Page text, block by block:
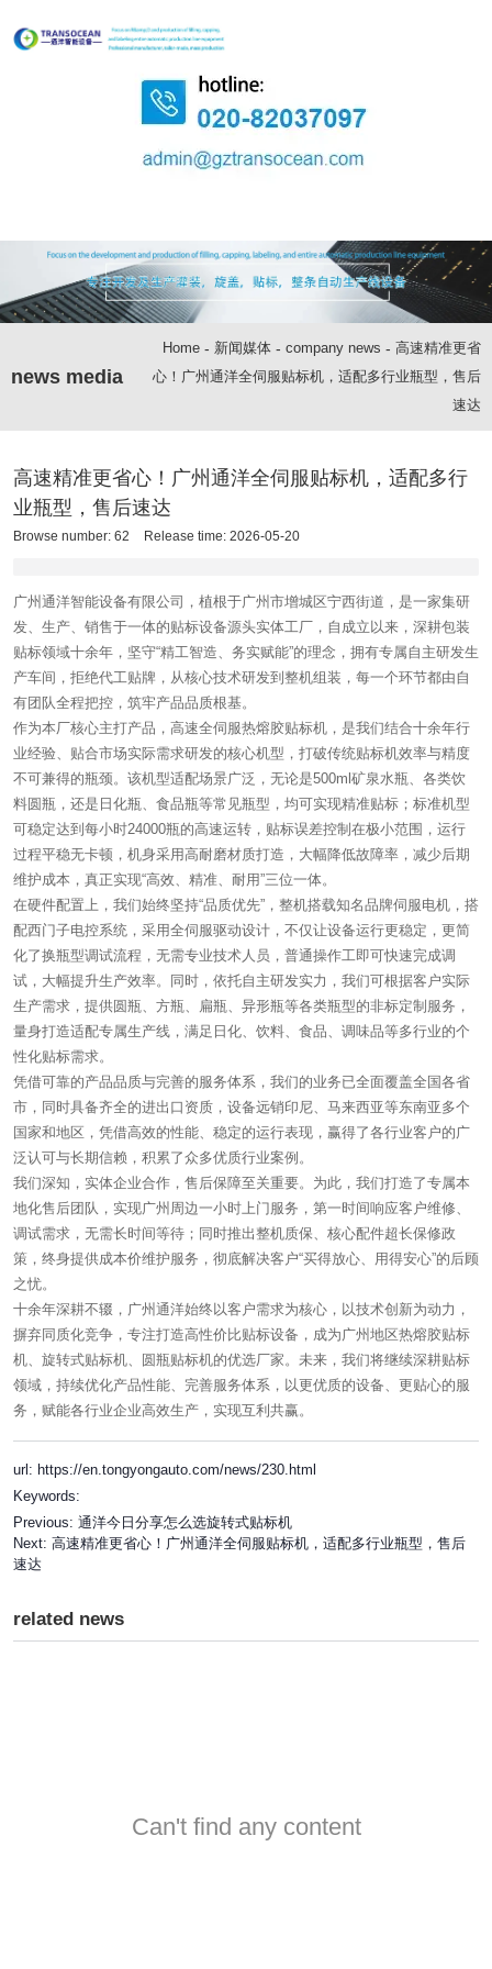
news media
Home - 新闻媒体 - company news - 高速精准更省
心！广州通洋全伺服贴标机，适配多行业瓶型，售后
速达
高速精准更省心！广州通洋全伺服贴标机，适配多行
业瓶型，售后速达
Browse number: 62 Release time: 2026-05-20
广州通洋智能设备有限公司，植根于广州市增城区宁西街道，是一家集研
发、生产、销售于一体的贴标设备源头实体工厂，自成立以来，深耕包装
贴标领域十余年，坚守“精工智造、务实赋能”的理念，拥有专属自主研发生
产车间，拒绝代工贴牌，从核心技术研发到整机组装，每一个环节都由自
有团队全程把控，筑牢产品品质根基。
作为本厂核心主打产品，高速全伺服热熔胶贴标机，是我们结合十余年行
业经验、贴合市场实际需求研发的核心机型，打破传统贴标机效率与精度
不可兼得的瓶颈。该机型适配场景广泛，无论是500ml矿泉水瓶、各类饮
料圆瓶，还是日化瓶、食品瓶等常见瓶型，均可实现精准贴标；标准机型
可稳定达到每小时24000瓶的高速运转，贴标误差控制在极小范围，运行
过程平稳无卡顿，机身采用高耐磨材质打造，大幅降低故障率，减少后期
维护成本，真正实现“高效、精准、耐用”三位一体。
在硬件配置上，我们始终坚持“品质优先”，整机搭载知名品牌伺服电机，搭
配西门子电控系统，采用全伺服驱动设计，不仅让设备运行更稳定，更简
化了换瓶型调试流程，无需专业技术人员，普通操作工即可快速完成调
试，大幅提升生产效率。同时，依托自主研发实力，我们可根据客户实际
生产需求，提供圆瓶、方瓶、扁瓶、异形瓶等各类瓶型的非标定制服务，
量身打造适配专属生产线，满足日化、饮料、食品、调味品等多行业的个
性化贴标需求。
凭借可靠的产品品质与完善的服务体系，我们的业务已全面覆盖全国各省
市，同时具备齐全的进出口资质，设备远销印尼、马来西亚等东南亚多个
国家和地区，凭借高效的性能、稳定的运行表现，赢得了各行业客户的广
泛认可与长期信赖，积累了众多优质行业案例。
我们深知，实体企业合作，售后保障至关重要。为此，我们打造了专属本
地化售后团队，实现广州周边一小时上门服务，第一时间响应客户维修、
调试需求，无需长时间等待；同时推出整机质保、核心配件超长保修政
策，终身提供成本价维护服务，彻底解决客户“买得放心、用得安心”的后顾
之忧。
十余年深耕不辍，广州通洋始终以客户需求为核心，以技术创新为动力，
摒弃同质化竞争，专注打造高性价比贴标设备，成为广州地区热熔胶贴标
机、旋转式贴标机、圆瓶贴标机的优选厂家。未来，我们将继续深耕贴标
领域，持续优化产品性能、完善服务体系，以更优质的设备、更贴心的服
务，赋能各行业企业高效生产，实现互利共赢。
url: https://en.tongyongauto.com/news/230.html
Keywords:
Previous: 通洋今日分享怎么选旋转式贴标机
Next: 高速精准更省心！广州通洋全伺服贴标机，适配多行业瓶型，售后
速达
related news
Can't find any content